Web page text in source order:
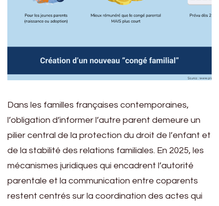
Dans les familles françaises contemporaines,
l’obligation d’informer l’autre parent demeure un
pilier central de la protection du droit de l’enfant et
de la stabilité des relations familiales. En 2025, les
mécanismes juridiques qui encadrent l’autorité
parentale et la communication entre coparents
restent centrés sur la coordination des actes qui